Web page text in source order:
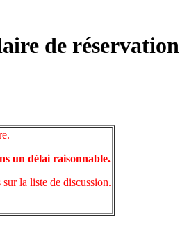
de réservation
un délai raisonnable.
la liste de discussion.